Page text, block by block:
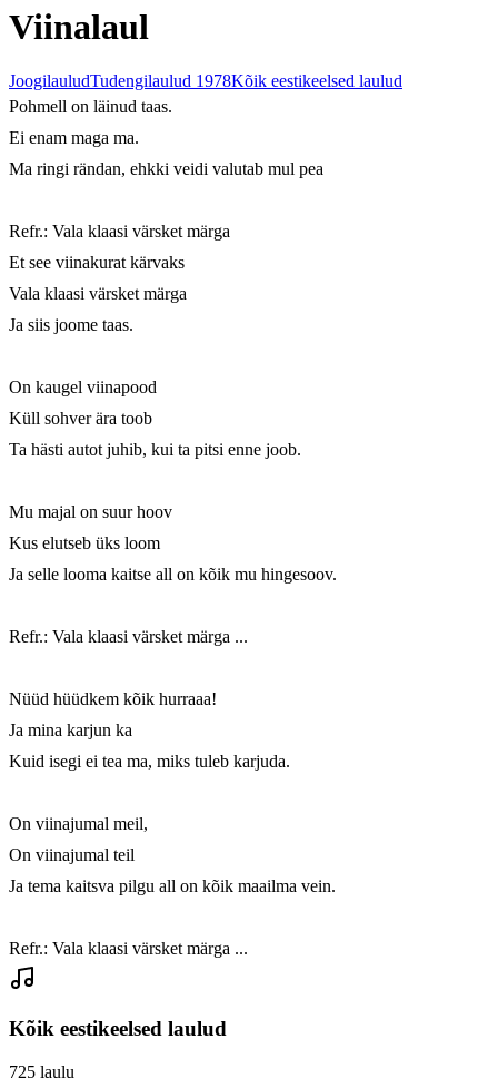
Viinalaul
JoogilauludTudengilaulud 1978Kõik eestikeelsed laulud
Pohmell on läinud taas.
Ei enam maga ma.
Ma ringi rändan, ehkki veidi valutab mul pea
Refr.: Vala klaasi värsket märga
Et see viinakurat kärvaks
Vala klaasi värsket märga
Ja siis joome taas.
On kaugel viinapood
Küll sohver ära toob
Ta hästi autot juhib, kui ta pitsi enne joob.
Mu majal on suur hoov
Kus elutseb üks loom
Ja selle looma kaitse all on kõik mu hingesoov.
Refr.: Vala klaasi värsket märga ...
Nüüd hüüdkem kõik hurraaa!
Ja mina karjun ka
Kuid isegi ei tea ma, miks tuleb karjuda.
On viinajumal meil,
On viinajumal teil
Ja tema kaitsva pilgu all on kõik maailma vein.
Refr.: Vala klaasi värsket märga ...
Kõik eestikeelsed laulud
725 laulu